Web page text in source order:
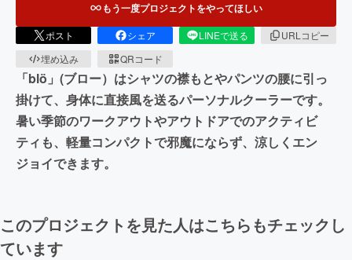
もう一度プロジェクトをやってほしい
ポスト シェア LINEで送る
URLコピー
埋め込み
QRコード
「blö」(ブロー）はシャツの襟もとやパンツの腰に引っ
掛けて、身体に直接風を送るパーソナルクーラーです。
暑い季節のワークアウトやアウトドアでのアクティビ
ティも、軽量コンパクトで邪魔にならず、涼しくエン
ジョイできます。
このプロジェクトを見た人はこちらもチェックし
ています